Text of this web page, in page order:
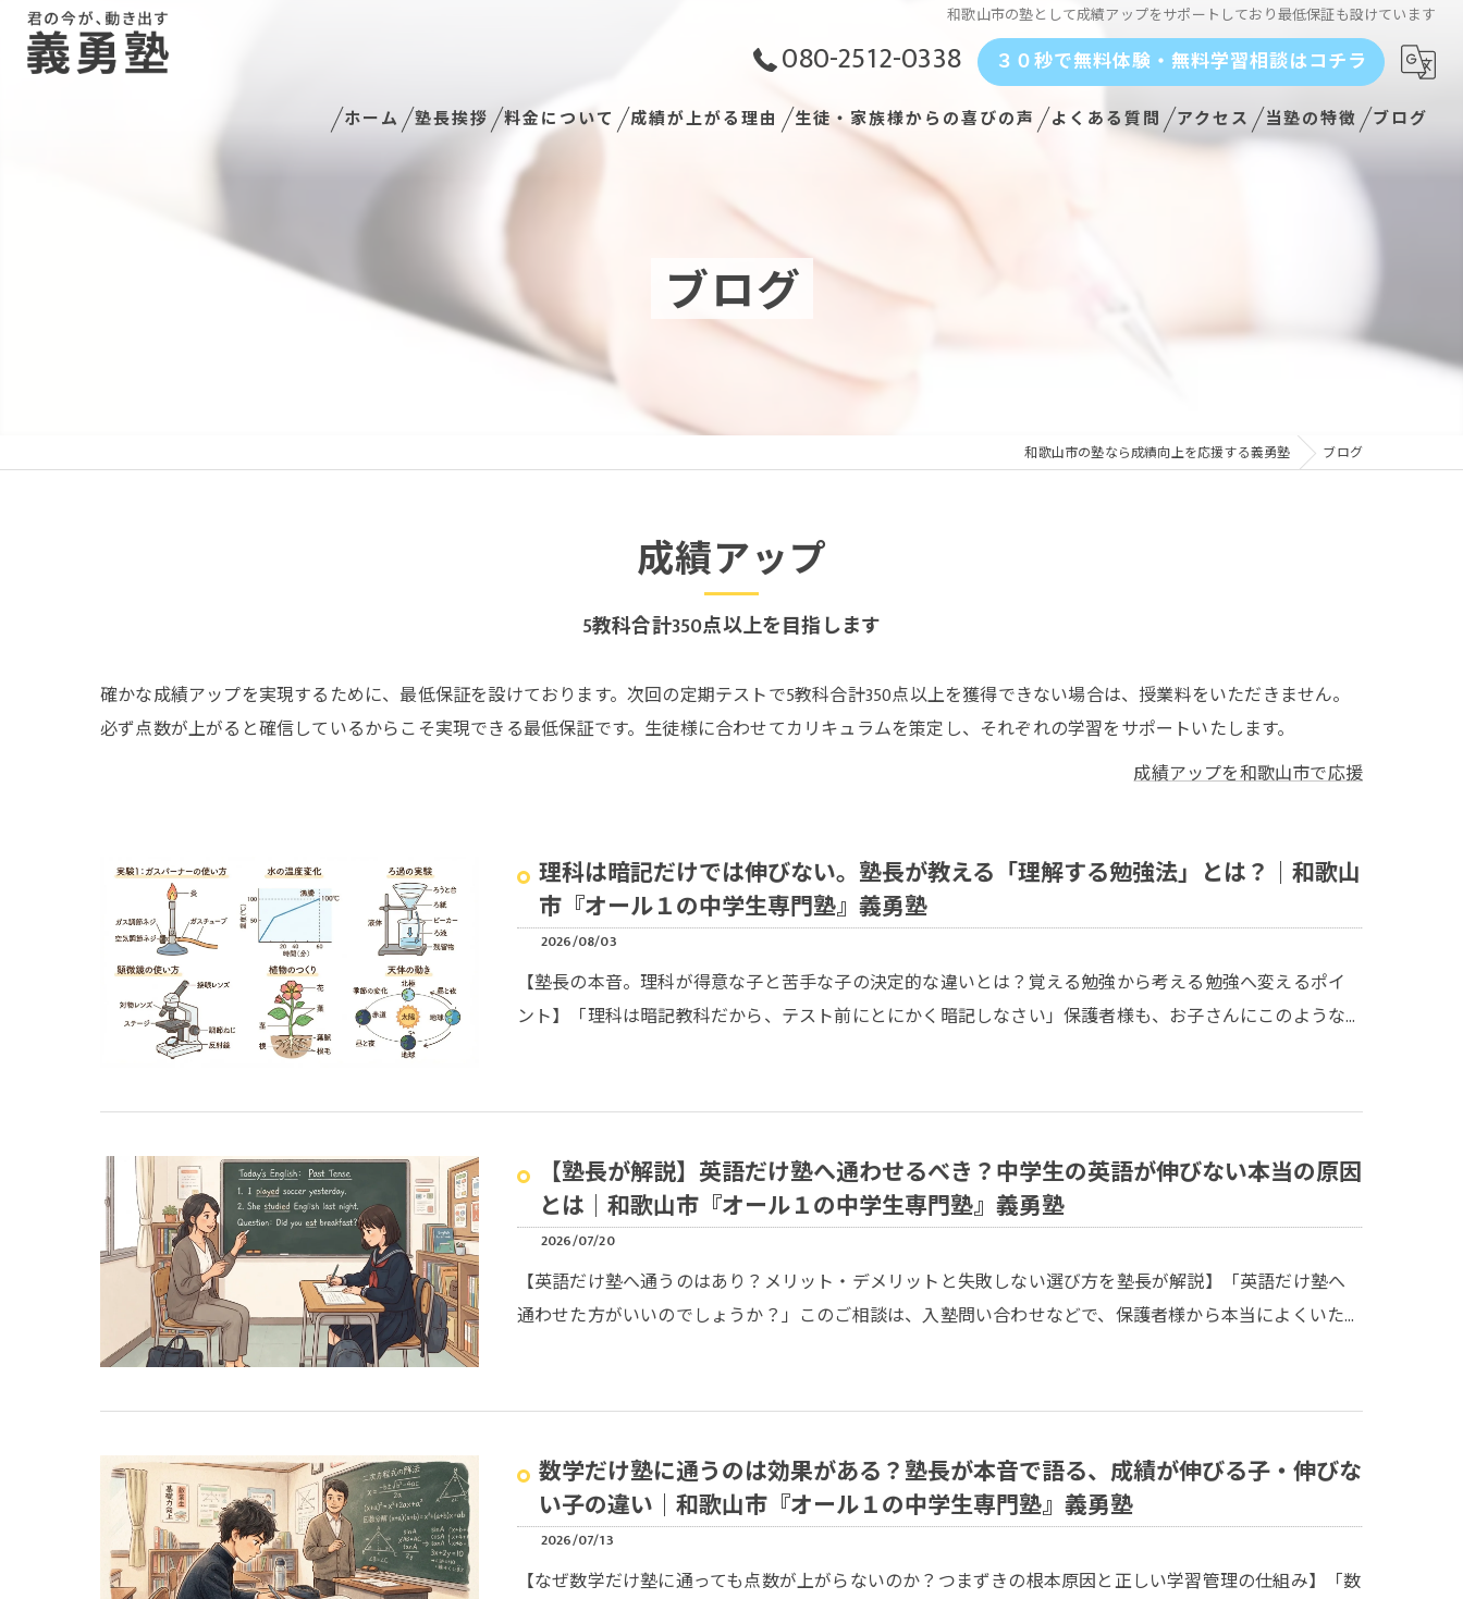
和歌山市の塾として成績アップをサポートしており最低保証も設けています
080-2512-0338 ３０秒で無料体験・無料学習相談はコチラ
ホーム 塾長挨拶 料金について
驚愕の安さで 家計に安心！『定額の月額料金』のみ！
安さの限界突破！塾の３大諸費用がなんと全て無料！！
『定額の月額料金』で、充実すぎる指導内容とリモートサポート付き！
成績が上がる理由
「授業がない！？」だから成績が上がる！！
成績向上の『鍵』は、宿題を廃止する事にあり
365日いつでも何回でも、通い放題！！
9教科全ての指導が何度でも無料で受け放題
ついに、親が勉強の事で、ガミガミ言う日が無くなる！？
生徒・家族様からの喜びの声 よくある質問 アクセス 当塾の特徴 ブログ
ブログ
和歌山市の塾なら成績向上を応援する義勇塾 ブログ
成績アップ
5教科合計350点以上を目指します
確かな成績アップを実現するために、最低保証を設けております。次回の定期テストで5教科合計350点以上を獲得できない場合は、授業料をいただきません。
必ず点数が上がると確信しているからこそ実現できる最低保証です。生徒様に合わせてカリキュラムを策定し、それぞれの学習をサポートいたします。
成績アップを和歌山市で応援
理科は暗記だけでは伸びない。塾長が教える「理解する勉強法」とは？｜和歌山
市『オール１の中学生専門塾』義勇塾
2026/08/03
【塾長の本音。理科が得意な子と苦手な子の決定的な違いとは？覚える勉強から考える勉強へ変えるポイ
ント】「理科は暗記教科だから、テスト前にとにかく暗記しなさい」保護者様も、お子さんにこのような…
【塾長が解説】英語だけ塾へ通わせるべき？中学生の英語が伸びない本当の原因
とは｜和歌山市『オール１の中学生専門塾』義勇塾
2026/07/20
【英語だけ塾へ通うのはあり？メリット・デメリットと失敗しない選び方を塾長が解説】「英語だけ塾へ
通わせた方がいいのでしょうか？」このご相談は、入塾問い合わせなどで、保護者様から本当によくいた…
数学だけ塾に通うのは効果がある？塾長が本音で語る、成績が伸びる子・伸びな
い子の違い｜和歌山市『オール１の中学生専門塾』義勇塾
2026/07/13
【なぜ数学だけ塾に通っても点数が上がらないのか？つまずきの根本原因と正しい学習管理の仕組み】「数